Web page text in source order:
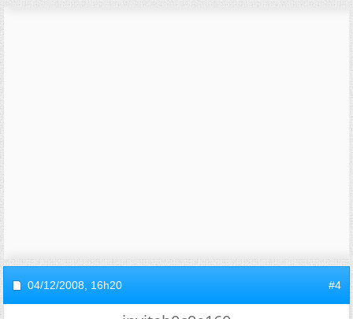
04/12/2008, 16h20 #4